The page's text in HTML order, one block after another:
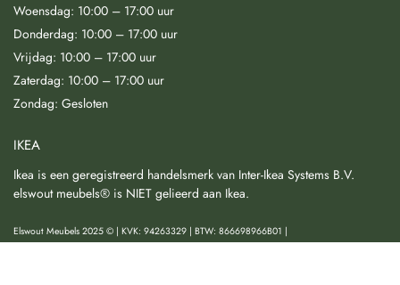
Woensdag: 10:00 – 17:00 uur
Donderdag: 10:00 – 17:00 uur
Vrijdag: 10:00 – 17:00 uur
Zaterdag: 10:00 – 17:00 uur
Zondag: Gesloten
IKEA
Ikea is een geregistreerd handelsmerk van Inter-Ikea Systems B.V.
elswout meubels® is NIET gelieerd aan Ikea.
Elswout Meubels 2025 © | KVK: 94263329 | BTW: 866698966B01 |